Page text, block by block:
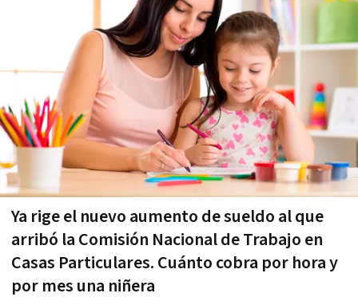
Ya rige el nuevo aumento de sueldo al que
arribó la Comisión Nacional de Trabajo en
Casas Particulares. Cuánto cobra por hora y
por mes una niñera